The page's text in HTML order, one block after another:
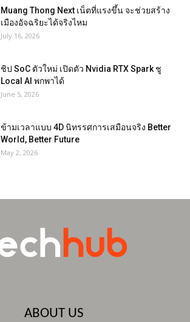
Muang Thong Next เน็ตที่แรงขึ้น จะช่วยสร้าง
เมืองอัจฉริยะได้จริงไหม
July 16, 2026
ชิป SoC ตัวใหม่ เปิดตัว Nvidia RTX Spark ชู
Local AI พกพาได้
June 5, 2026
ข้ามเวลาแบบ 4D นิทรรศการเสมือนจริง Better
World, Better Future
May 2, 2026
ABOUT US